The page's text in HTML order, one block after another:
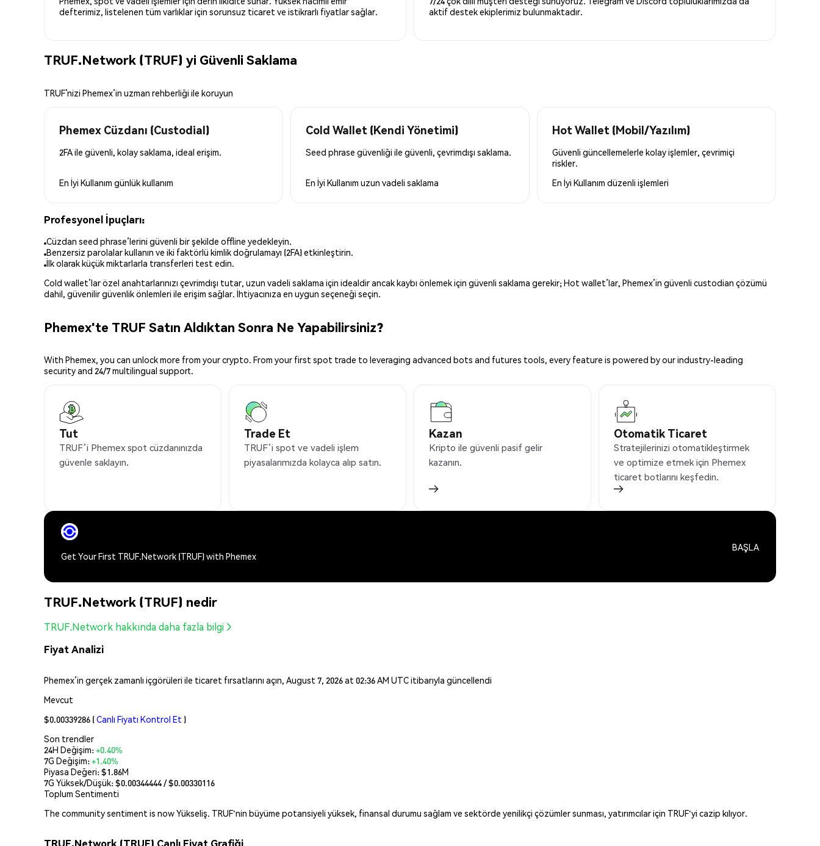
defterimiz, listelenen tüm varlıklar için sorunsuz ticaret ve istikrarlı fiyatlar sağlar.
aktif destek ekiplerimiz bulunmaktadır.
TRUF.Network (TRUF) yi Güvenli Saklama
TRUF’nizi Phemex’in uzman rehberliği ile koruyun
Phemex Cüzdanı (Custodial)
2FA ile güvenli, kolay saklama, ideal erişim.
En İyi Kullanım günlük kullanım
Cold Wallet (Kendi Yönetimi)
Seed phrase güvenliği ile güvenli, çevrimdışı saklama.
En İyi Kullanım uzun vadeli saklama
Hot Wallet (Mobil/Yazılım)
Güvenli güncellemelerle kolay işlemler, çevrimiçi
riskler.
En İyi Kullanım düzenli işlemleri
Profesyonel İpuçları:
Cüzdan seed phrase’lerini güvenli bir şekilde offline yedekleyin.
Benzersiz parolalar kullanın ve iki faktörlü kimlik doğrulamayı (2FA) etkinleştirin.
İlk olarak küçük miktarlarla transferleri test edin.
Cold wallet’lar özel anahtarlarınızı çevrimdışı tutar, uzun vadeli saklama için idealdir ancak kaybı önlemek için güvenli saklama gerekir; Hot wallet’lar, Phemex’in güvenli custodian çözümü
dahil, güvenilir güvenlik önlemleri ile erişim sağlar. İhtiyacınıza en uygun seçeneği seçin.
Phemex'te TRUF Satın Aldıktan Sonra Ne Yapabilirsiniz?
With Phemex, you can unlock more from your crypto. From your first spot trade to leveraging advanced bots and futures tools, every feature is powered by our industry-leading
security and 24/7 multilingual support.
Tut
TRUF’i Phemex spot cüzdanınızda
güvenle saklayın.
Trade Et
TRUF’i spot ve vadeli işlem
piyasalarımızda kolayca alıp satın.
Kazan
Kripto ile güvenli pasif gelir
kazanın.
Otomatik Ticaret
Stratejilerinizi otomatikleştirmek
ve optimize etmek için Phemex
ticaret botlarını keşfedin.
Get Your First TRUF.Network (TRUF) with Phemex
BAŞLA
TRUF.Network (TRUF) nedir
TRUF.Network hakkında daha fazla bilgi
Fiyat Analizi
Phemex’in gerçek zamanlı içgörüleri ile ticaret fırsatlarını açın, August 7, 2026 at 02:36 AM UTC itibarıyla güncellendi
Mevcut
$0.00339286 (Canlı Fiyatı Kontrol Et )
Son trendler
24H Değişim:+0.40%
7G Değişim:+1.40%
Piyasa Değeri:$1.86M
7G Yüksek/Düşük: $0.00344444/ $0.00330116
Toplum Sentimenti
The community sentiment is now Yükseliş. TRUF'nin büyüme potansiyeli yüksek, finansal durumu sağlam ve sektörde yenilikçi çözümler sunması, yatırımcılar için TRUF'yi cazip kılıyor.
TRUF.Network (TRUF) Canlı Fiyat Grafiği